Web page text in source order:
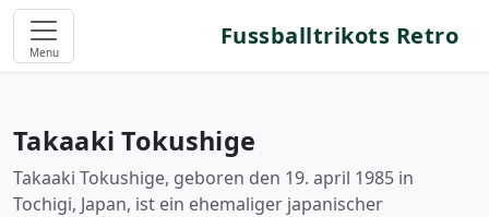
Menu
Fussballtrikots Retro
Takaaki Tokushige
Takaaki Tokushige, geboren den 19. april 1985 in
Tochigi, Japan, ist ein ehemaliger japanischer